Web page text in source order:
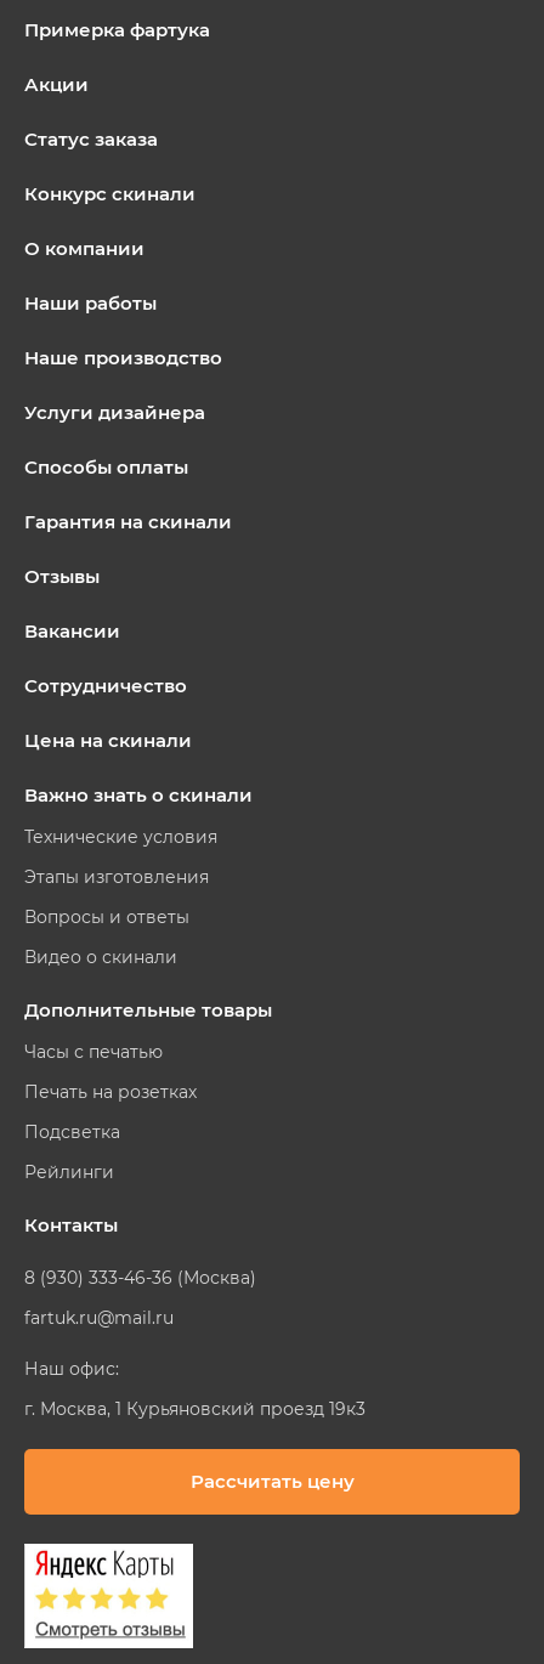
Примерка фартука
Акции
Статус заказа
Конкурс скинали
О компании
Наши работы
Наше производство
Услуги дизайнера
Способы оплаты
Гарантия на скинали
Отзывы
Вакансии
Сотрудничество
Цена на скинали
Важно знать о скинали
Технические условия
Этапы изготовления
Вопросы и ответы
Видео о скинали
Дополнительные товары
Часы с печатью
Печать на розетках
Подсветка
Рейлинги
Контакты
8 (930) 333-46-36 (Москва)
fartuk.ru@mail.ru
Наш офис:
г. Москва, 1 Курьяновский проезд 19к3
Рассчитать цену